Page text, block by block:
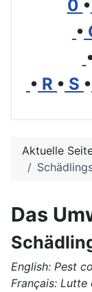
0 •
•
• R • S •
Aktuelle
Das
English: Pest
Français: